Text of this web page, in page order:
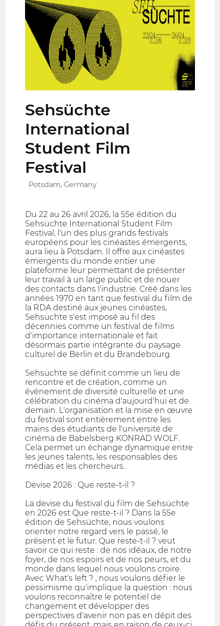
Sehsüchte
International
Student Film
Festival
Potsdam, Germany
Du 22 au 26 avril 2026, la 55e édition du
Sehsüchte International Student Film
Festival, l'un des plus grands festivals
européens pour les cinéastes émergents,
aura lieu à Potsdam. Il offre aux cinéastes
émergents du monde entier une
plateforme leur permettant de présenter
leur travail à un large public et de nouer
des contacts dans l'industrie. Créé dans les
années 1970 en tant que festival du film de
la RDA destiné aux jeunes cinéastes,
Sehsüchte s'est imposé au fil des
décennies comme un festival de films
d'importance internationale et fait
désormais partie intégrante du paysage
culturel de Berlin et du Brandebourg.
Sehsüchte se définit comme un lieu de
rencontre et de création, comme un
événement de diversité culturelle et une
célébration du cinéma d'aujourd'hui et de
demain. L'organisation et la mise en œuvre
du festival sont entièrement entre les
mains des étudiants de l'université de
cinéma de Babelsberg KONRAD WOLF.
Cela permet un échange dynamique entre
les jeunes talents, les responsables des
médias et les chercheurs.
Devise 2026 : Que reste-t-il ?
La devise du festival du film de Sehsüchte
en 2026 est Que reste-t-il ? Dans la 55e
édition de Sehsüchte, nous voulons
orienter notre regard vers le passé, le
présent et le futur. Que reste-t-il ? veut
savoir ce qui reste : de nos idéaux, de notre
foyer, de nos espoirs et de nos peurs, et du
monde dans lequel nous voulons croire.
Avec What's left ? , nous voulons défier le
pessimisme qu'implique la question : nous
voulons reconnaître le potentiel de
changement et développer des
perspectives d'avenir non pas en dépit des